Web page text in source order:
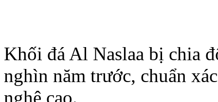
Khối đá Al Naslaa bị chia
nghìn năm trước, chuẩn
nghệ cao.